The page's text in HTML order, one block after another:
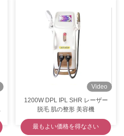
Video
1200W DPL IPL SHR レーザー
脱毛 肌の整形 美容機
最もよい価格を得なさい